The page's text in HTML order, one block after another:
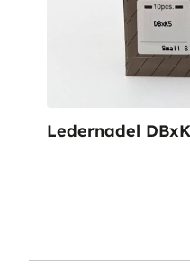
Ledernadel